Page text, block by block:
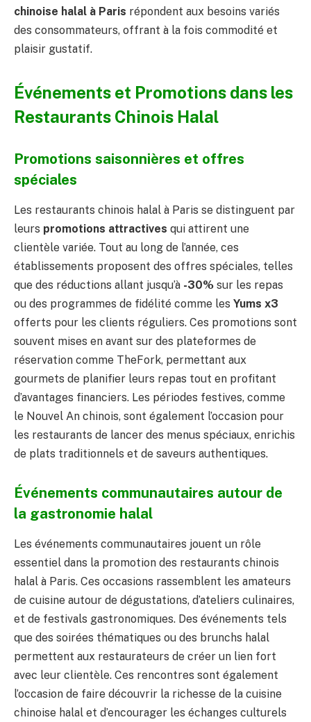
chinoise halal à Paris répondent aux besoins variés
des consommateurs, offrant à la fois commodité et
plaisir gustatif.
Événements et Promotions dans les
Restaurants Chinois Halal
Promotions saisonnières et offres
spéciales
Les restaurants chinois halal à Paris se distinguent par
leurs promotions attractives qui attirent une
clientèle variée. Tout au long de l’année, ces
établissements proposent des offres spéciales, telles
que des réductions allant jusqu’à -30% sur les repas
ou des programmes de fidélité comme les Yums x3
offerts pour les clients réguliers. Ces promotions sont
souvent mises en avant sur des plateformes de
réservation comme TheFork, permettant aux
gourmets de planifier leurs repas tout en profitant
d’avantages financiers. Les périodes festives, comme
le Nouvel An chinois, sont également l’occasion pour
les restaurants de lancer des menus spéciaux, enrichis
de plats traditionnels et de saveurs authentiques.
Événements communautaires autour de
la gastronomie halal
Les événements communautaires jouent un rôle
essentiel dans la promotion des restaurants chinois
halal à Paris. Ces occasions rassemblent les amateurs
de cuisine autour de dégustations, d’ateliers culinaires,
et de festivals gastronomiques. Des événements tels
que des soirées thématiques ou des brunchs halal
permettent aux restaurateurs de créer un lien fort
avec leur clientèle. Ces rencontres sont également
l’occasion de faire découvrir la richesse de la cuisine
chinoise halal et d’encourager les échanges culturels